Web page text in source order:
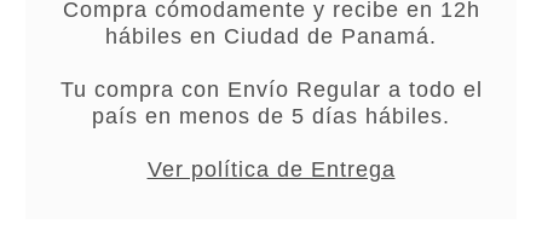
Compra cómodamente y recibe en 12h
hábiles en Ciudad de Panamá.
Tu compra con Envío Regular a todo el
país en menos de 5 días hábiles.
Ver política de Entrega